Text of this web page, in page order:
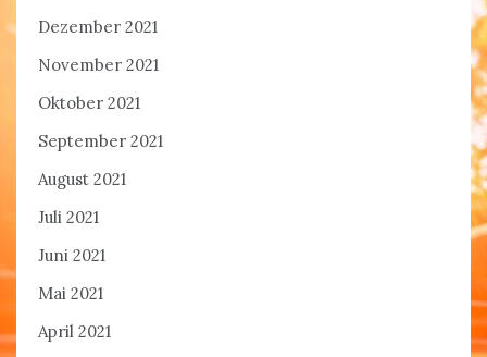
Dezember 2021
November 2021
Oktober 2021
September 2021
August 2021
Juli 2021
Juni 2021
Mai 2021
April 2021